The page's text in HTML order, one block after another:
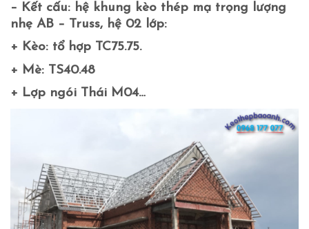
– Kết cấu: hệ khung kèo thép mạ trọng lượng
nhẹ AB – Truss, hệ 02 lớp:
+ Kèo: tổ hợp TC75.75.
+ Mè: TS40.48
+ Lợp ngói Thái M04…